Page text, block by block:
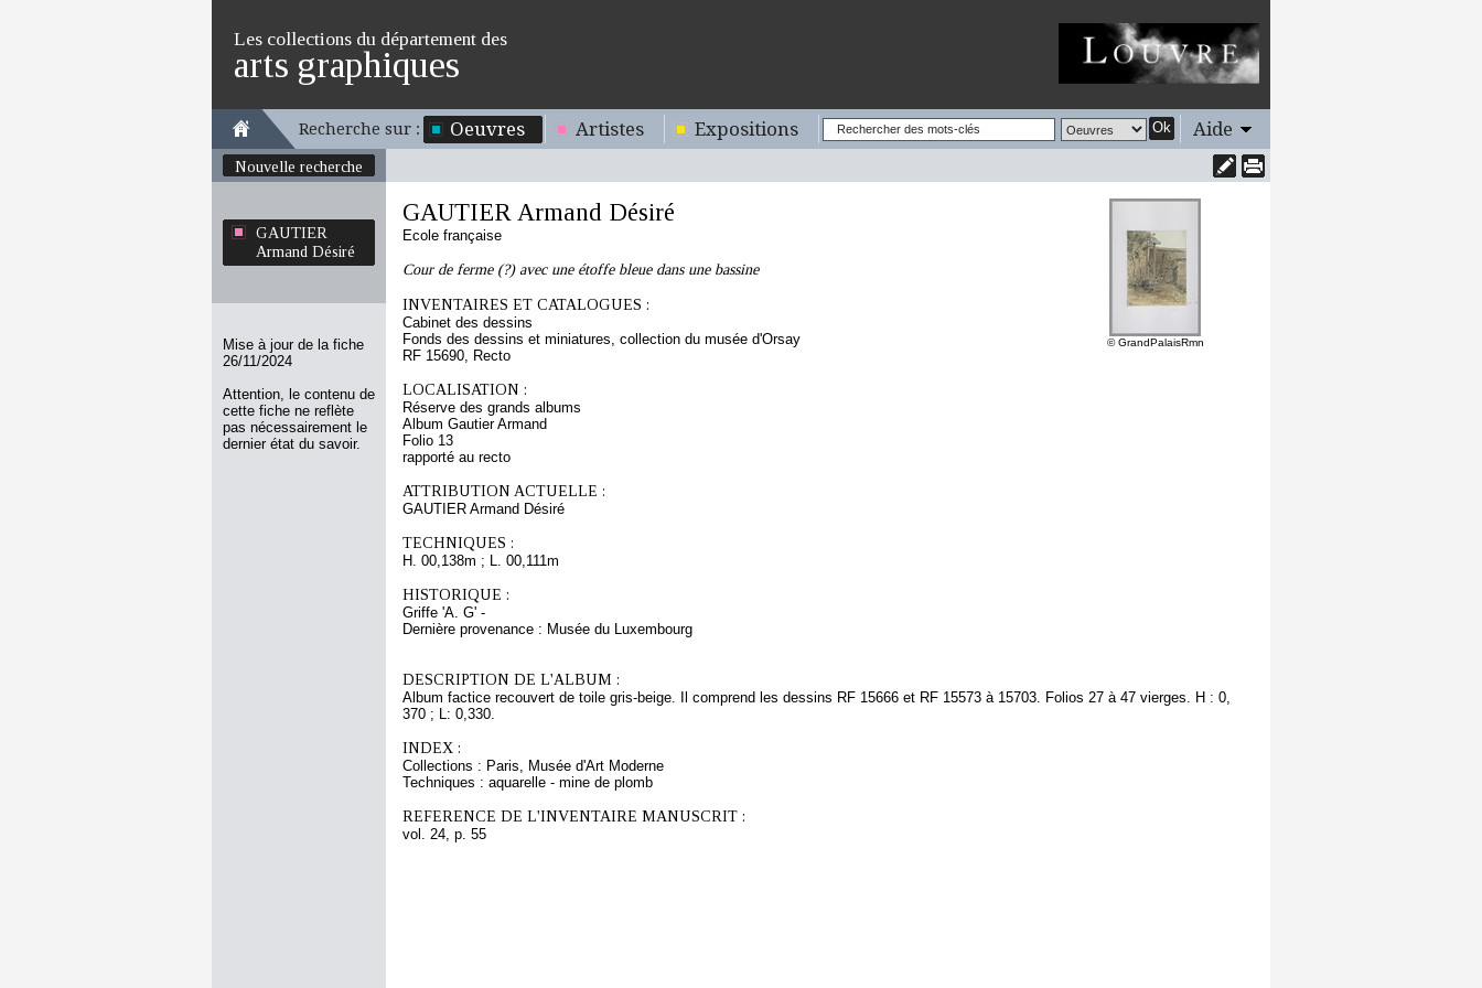
Les collections du département des
arts graphiques
Recherche sur : Oeuvres Artistes Expositions Ok Aide
Nouvelle recherche
GAUTIER
Armand Désiré
Mise à jour de la fiche
26/11/2024
Attention, le contenu de
cette fiche ne reflète
pas nécessairement le
dernier état du savoir.
© GrandPalaisRmn
GAUTIER Armand Désiré
Ecole française
Cour de ferme (?) avec une étoffe bleue dans une bassine
INVENTAIRES ET CATALOGUES :
Cabinet des dessins
Fonds des dessins et miniatures, collection du musée d'Orsay
RF 15690, Recto
LOCALISATION :
Réserve des grands albums
Album Gautier Armand
Folio 13
rapporté au recto
ATTRIBUTION ACTUELLE :
GAUTIER Armand Désiré
TECHNIQUES :
H. 00,138m ; L. 00,111m
HISTORIQUE :
Griffe 'A. G' -
Dernière provenance : Musée du Luxembourg
DESCRIPTION DE L'ALBUM :
Album factice recouvert de toile gris-beige. Il comprend les dessins RF 15666 et RF 15573 à 15703. Folios 27 à 47 vierges. H : 0,
370 ; L: 0,330.
INDEX :
Collections : Paris, Musée d'Art Moderne
Techniques : aquarelle - mine de plomb
REFERENCE DE L'INVENTAIRE MANUSCRIT :
vol. 24, p. 55